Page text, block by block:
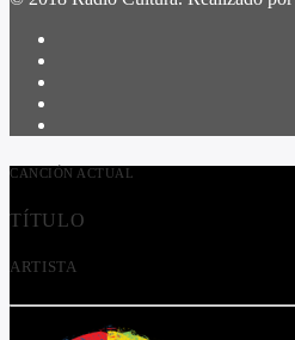
CANCIÓN ACTUAL
TÍTULO
ARTISTA